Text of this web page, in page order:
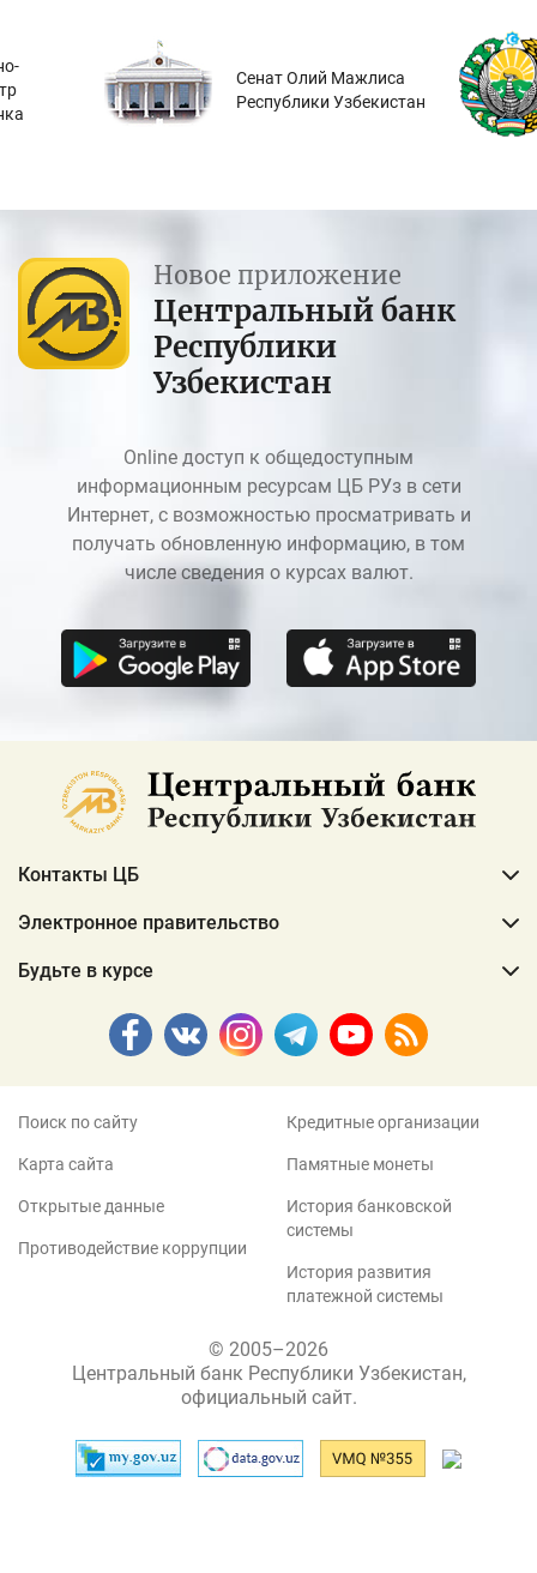
Сенат Олий Мажлиса
Республики Узбекистан
Новое приложение
Центральный банк
Республики
Узбекистан
Online доступ к общедоступным
информационным ресурсам ЦБ РУз в сети
Интернет, с возможностью просматривать и
получать обновленную информацию, в том
числе сведения о курсах валют.
Контакты ЦБ
Электронное правительство
Будьте в курсе
Поиск по сайту
Карта сайта
Открытые данные
Противодействие коррупции
Кредитные организации
Памятные монеты
История банковской
системы
История развития
платежной системы
© 2005–2026
Центральный банк Республики Узбекистан,
официальный сайт.